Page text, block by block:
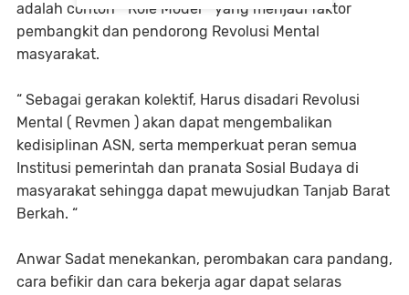
adalah contoh “ Role Model “ yang menjadi faktor
pembangkit dan pendorong Revolusi Mental
masyarakat.
“ Sebagai gerakan kolektif, Harus disadari Revolusi
Mental ( Revmen ) akan dapat mengembalikan
kedisiplinan ASN, serta memperkuat peran semua
Institusi pemerintah dan pranata Sosial Budaya di
masyarakat sehingga dapat mewujudkan Tanjab Barat
Berkah. “
Anwar Sadat menekankan, perombakan cara pandang,
cara befikir dan cara bekerja agar dapat selaras